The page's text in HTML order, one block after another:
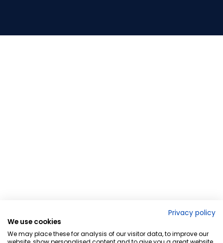
Privacy policy
We use cookies
We may place these for analysis of our visitor data, to improve our